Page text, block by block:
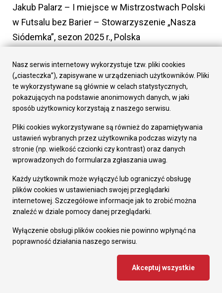
Jakub Palarz – I miejsce w Mistrzostwach Polski
w Futsalu bez Barier – Stowarzyszenie „Nasza
Siódemka”, sezon 2025 r., Polska
Patrycja Macioł – trener – Stowarzyszenie
„Nasza Siódemka”
Joanna Bogusz – trener – Stowarzyszenie
„Nasza Siódemka”
Łukasz Ślósarek – III miejsce w Mistrzostwach
Świata Federacji WUAP – KS Team Wrocław, 08-
12.10.2025 r., Słowacja
Lena Zamykal – I miejsce w Mistrzostwach
Europy w Narciarstwie Wodnym za wyciągiem –
KS Zefir Bytom, 25-28.09.2025 r., Niemcy
Angelika Piekorz – I miejsce w Mistrzostwach
Europy w Beach Rugby – KS Rugby Ruda Śląska,
Nasz serwis internetowy wykorzystuje tzw. pliki cookies
(„ciasteczka”), zapisywane w urządzeniach użytkowników. Pliki
te wykorzystywane są głównie w celach statystycznych,
pokazujących na podstawie anonimowych danych, w jaki
sposób użytkownicy korzystają z naszego serwisu.
Pliki cookies wykorzystywane są również do zapamiętywania
ustawień wybranych przez użytkownika podczas wizyty na
stronie (np. wielkość czcionki czy kontrast) oraz danych
wprowadzonych do formularza zgłaszania uwag.
Każdy użytkownik może wyłączyć lub ograniczyć obsługę
plików cookies w ustawieniach swojej przeglądarki
internetowej. Szczegółowe informacje jak to zrobić można
znaleźć w dziale pomocy danej przeglądarki.
Wyłączenie obsługi plików cookies nie powinno wpłynąć na
poprawność działania naszego serwisu.
Akceptuj wszystkie